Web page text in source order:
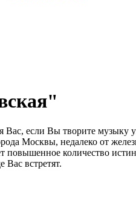
Вас, если Вы творите музыку
Москвы, недалеко от
повышенное количество
Вас встретят.